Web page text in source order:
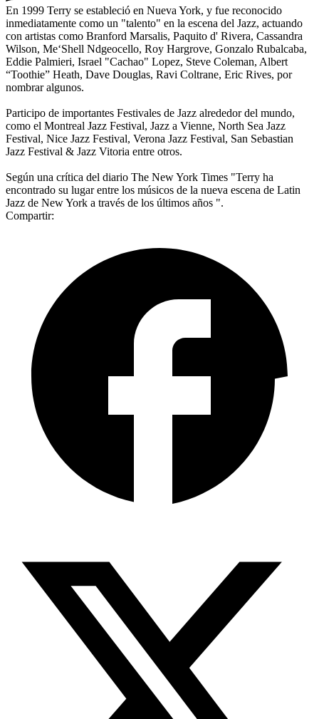
En 1999 Terry se estableció en Nueva York, y fue reconocido
inmediatamente como un "talento" en la escena del Jazz, actuando
con artistas como Branford Marsalis, Paquito d' Rivera, Cassandra
Wilson, Me‘Shell Ndgeocello, Roy Hargrove, Gonzalo Rubalcaba,
Eddie Palmieri, Israel "Cachao" Lopez, Steve Coleman, Albert
“Toothie” Heath, Dave Douglas, Ravi Coltrane, Eric Rives, por
nombrar algunos.
Participo de importantes Festivales de Jazz alrededor del mundo,
como el Montreal Jazz Festival, Jazz a Vienne, North Sea Jazz
Festival, Nice Jazz Festival, Verona Jazz Festival, San Sebastian
Jazz Festival & Jazz Vitoria entre otros.
Según una crítica del diario The New York Times "Terry ha
encontrado su lugar entre los músicos de la nueva escena de Latin
Jazz de New York a través de los últimos años ".
Compartir: